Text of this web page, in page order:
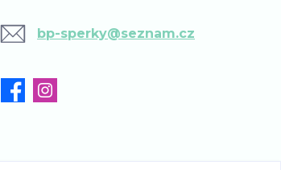
bp-sperky@seznam.cz